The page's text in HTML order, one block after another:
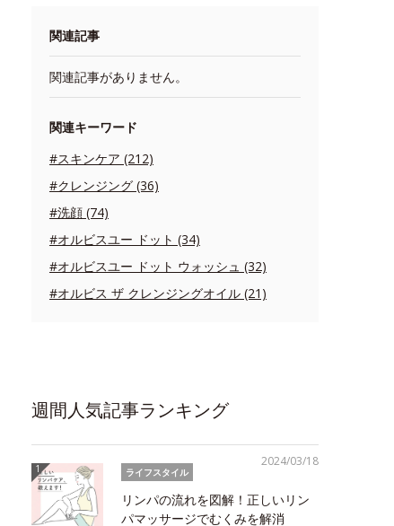
関連記事
関連記事がありません。
関連キーワード
#スキンケア (212)
#クレンジング (36)
#洗顔 (74)
#オルビスユー ドット (34)
#オルビスユー ドット ウォッシュ (32)
#オルビス ザ クレンジングオイル (21)
週間人気記事ランキング
2024/03/18
ライフスタイル
リンパの流れを図解！正しいリン
パマッサージでむくみを解消